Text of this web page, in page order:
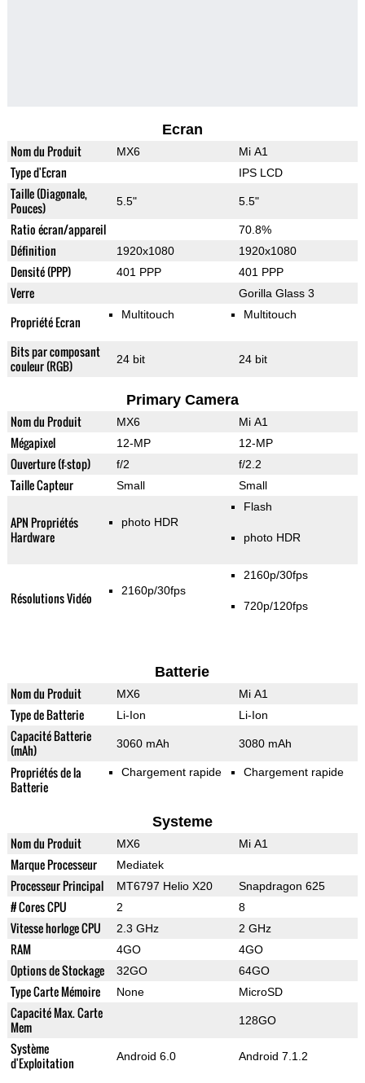
Ecran
Nom du Produit MX6 Mi A1
Type d'Ecran IPS LCD
Taille (Diagonale,
Pouces)
5.5" 5.5"
Ratio écran/appareil 70.8%
Définition 1920x1080 1920x1080
Densité (PPP) 401 PPP 401 PPP
Verre Gorilla Glass 3
Propriété Ecran Multitouch Multitouch
Bits par composant
couleur (RGB)
24 bit 24 bit
Primary Camera
Nom du Produit MX6 Mi A1
Mégapixel 12-MP 12-MP
Ouverture (f-stop) f/2 f/2.2
Taille Capteur Small Small
APN Propriétés
Hardware
photo HDR
Flash
photo HDR
Résolutions Vidéo 2160p/30fps
2160p/30fps
720p/120fps
Batterie
Nom du Produit MX6 Mi A1
Type de Batterie Li-Ion Li-Ion
Capacité Batterie
(mAh)
3060 mAh 3080 mAh
Propriétés de la
Batterie
Chargement rapide Chargement rapide
Systeme
Nom du Produit MX6 Mi A1
Marque Processeur Mediatek
Processeur Principal MT6797 Helio X20 Snapdragon 625
# Cores CPU 2 8
Vitesse horloge CPU 2.3 GHz 2 GHz
RAM 4GO 4GO
Options de Stockage 32GO 64GO
Type Carte Mémoire None MicroSD
Capacité Max. Carte
Mem
128GO
Système
d'Exploitation
Android 6.0 Android 7.1.2